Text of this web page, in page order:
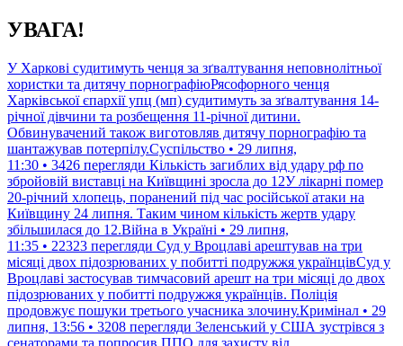
Перейти
до
УВАГА!
У Харкові судитимуть ченця за зґвалтування неповнолітньої
хористки та дитячу порнографіюРясофорного ченця
Харківської єпархії упц (мп) судитимуть за зґвалтування 14-
річної дівчини та розбещення 11-річної дитини.
Обвинувачений також виготовляв дитячу порнографію та
шантажував потерпілу.Суспільство • 29 липня,
11:30 • 3426 перегляди Кількість загиблих від удару рф по
збройовій виставці на Київщині зросла до 12У лікарні помер
20-річний хлопець, поранений під час російської атаки на
Київщину 24 липня. Таким чином кількість жертв удару
збільшилася до 12.Війна в Україні • 29 липня,
11:35 • 22323 перегляди Суд у Вроцлаві арештував на три
місяці двох підозрюваних у побитті подружжя українцівСуд у
Вроцлаві застосував тимчасовий арешт на три місяці до двох
підозрюваних у побитті подружжя українців. Поліція
продовжує пошуки третього учасника злочину.Кримінал • 29
липня, 13:56 • 3208 перегляди Зеленський у США зустрівся з
сенаторами та попросив ППО для захисту від